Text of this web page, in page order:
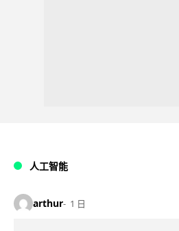
人工智能
arthur 1 日